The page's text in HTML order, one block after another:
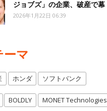
ジョブズ」の企業、破産で幕
2026年1月22日 06:39
マ
ホンダ ソフトバンク
BOLDLY MONET Technologies